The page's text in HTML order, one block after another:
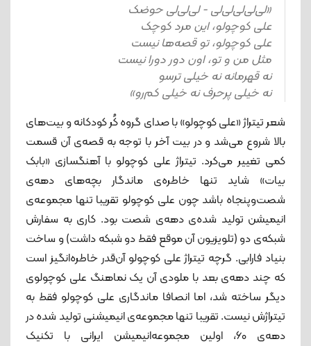
«لی‌لی‌لی‌لی‌لی - لی‌لی‌لی حوضک
علی کوچولو، این مرد کوچک
علی کوچولو، تو قصه‌ها نیست
مثل من و تو، اون دور دورا نیست
نه قهرمانه نه خیلی ترسو
نه خیلی پرحرف نه خیلی کم‌رو»
شعر تیتراژ «علی کوچولو» با صدای گروه کُر کودکانه و بیت‌های
بالا شروع می‌شد و در بیت آخر با توجه به قصه‌ی آن قسمت
کمی تغییر می‌کرد. تیتراژ علی کوچولو با آهنگسازی «بابک
بیات» شاید تنها خاطره‌ی ماندگار بچه‌های دهه‌ی
شصت‌وپنجاه باشد چون علی کوچولو تقریبا تنها مجموعه‌ی
انیمیشن تولید شده‌ی دهه‌ی شصت بود. کاری به سفارش
شبکه‌ی دو (تلویزیون آن موقع فقط دو شبکه داشت) و ساخت
بنیاد فارابی. گرچه تیتراژ علی کوچولو آن‌قدر خاطره‌انگیز است
که چند دهه‌ی بعد با ملودی آن یک نماهنگ علی کوچولوی
دیگر ساخته شد، اما انصافا ماندگاری علی کوچولو فقط به
تیتراژش نیست. تقریبا تنها مجموعه‌ی انیمیشنی تولید شده در
دهه‌ی 60، اولین مجموعه‌انیمیشن ایرانی با تکنیک